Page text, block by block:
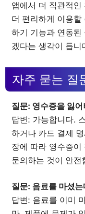
앱에서 더 직관적인
더 편리하게 이용
하기 기능과 연동된
겠다는 생각이 듭니
자주 묻는 질
질문: 영수증을 잃
답변: 가능합니다.
하거나 카드 결제
장에 따라 영수증
문의하는 것이 안전
질문: 음료를 마셨
답변: 음료를 이미